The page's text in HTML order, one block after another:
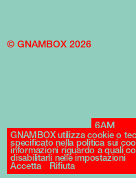
© GNAMBOX 2026
6AM
GNAMBOX utilizza cookie o
specificato nella politica sui
informazioni riguardo a quali
disabilitarli nelle impostazioni
Accetta Rifiuta